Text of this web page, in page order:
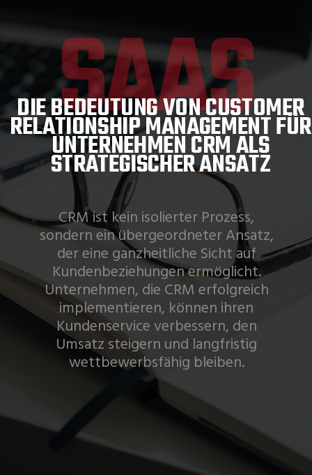
SAAS
DIE BEDEUTUNG VON CUSTOMER
RELATIONSHIP MANAGEMENT FÜR
UNTERNEHMEN CRM ALS
CRM ist kein isolierter Prozess,
sondern ein übergeordneter Ansatz,
der eine ganzheitliche Sicht auf
Kundenbeziehungen ermöglicht.
Unternehmen, die CRM erfolgreich
implementieren, können ihren
Kundenservice verbessern, den
Umsatz steigern und langfristig
wettbewerbsfähig bleiben.